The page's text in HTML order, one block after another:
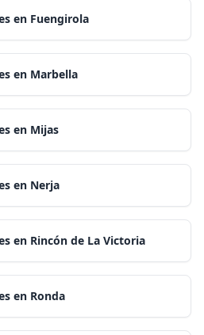
en Fuengirola
en Marbella
en Mijas
en Nerja
en Rincón de La Victoria
en Ronda